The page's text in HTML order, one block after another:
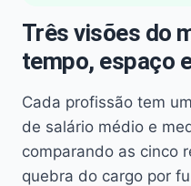
Três visões do
tempo, espaço
Cada profissão tem
de salário médio e
comparando as cinco
quebra do cargo por